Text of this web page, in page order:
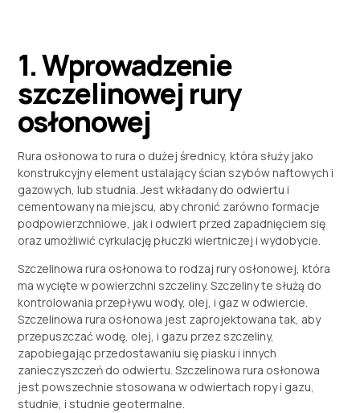
1. Wprowadzenie
szczelinowej rury
osłonowej
Rura osłonowa to rura o dużej średnicy, która służy jako
konstrukcyjny element ustalający ścian szybów naftowych i
gazowych, lub studnia. Jest wkładany do odwiertu i
cementowany na miejscu, aby chronić zarówno formacje
podpowierzchniowe, jak i odwiert przed zapadnięciem się
oraz umożliwić cyrkulację płuczki wiertniczej i wydobycie.
Szczelinowa rura osłonowa to rodzaj rury osłonowej, która
ma wycięte w powierzchni szczeliny. Szczeliny te służą do
kontrolowania przepływu wody, olej, i gaz w odwiercie.
Szczelinowa rura osłonowa jest zaprojektowana tak, aby
przepuszczać wodę, olej, i gazu przez szczeliny,
zapobiegając przedostawaniu się piasku i innych
zanieczyszczeń do odwiertu. Szczelinowa rura osłonowa
jest powszechnie stosowana w odwiertach ropy i gazu,
studnie, i studnie geotermalne.